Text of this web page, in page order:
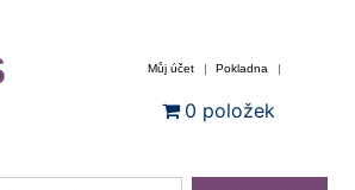
Můj účet Pokladna
0 položek